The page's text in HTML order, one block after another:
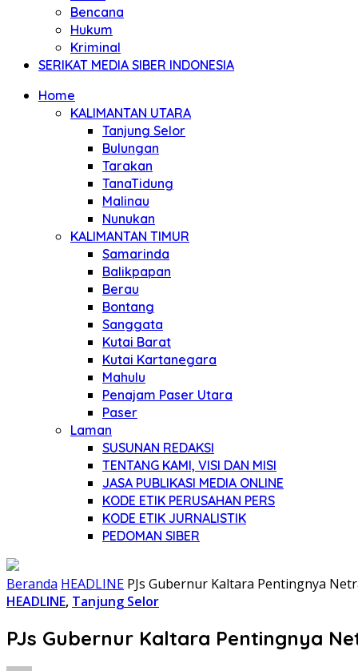
Bencana
Hukum
Kriminal
SERIKAT MEDIA SIBER INDONESIA
Home
KALIMANTAN UTARA
Tanjung Selor
Bulungan
Tarakan
TanaTidung
Malinau
Nunukan
KALIMANTAN TIMUR
Samarinda
Balikpapan
Berau
Bontang
Sanggata
Kutai Barat
Kutai Kartanegara
Mahulu
Penajam Paser Utara
Paser
Laman
SUSUNAN REDAKSI
TENTANG KAMI, VISI DAN MISI
JASA PUBLIKASI MEDIA ONLINE
KODE ETIK PERUSAHAN PERS
KODE ETIK JURNALISTIK
PEDOMAN SIBER
Beranda HEADLINE PJs Gubernur Kaltara Pentingnya
HEADLINE, Tanjung Selor
PJs Gubernur Kaltara Pentingnya